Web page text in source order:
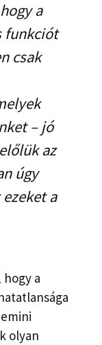
a
funkciót
csak
– jó
az
úgy
a
a
olyan